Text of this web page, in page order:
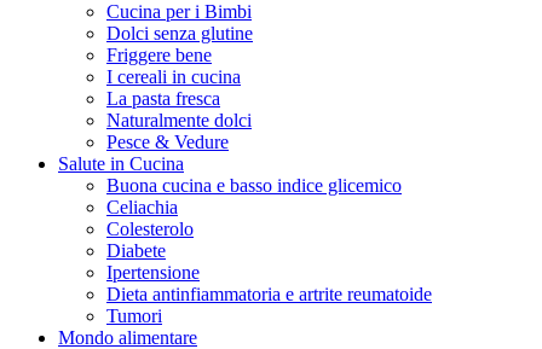
Cucina per i Bimbi
Dolci senza glutine
Friggere bene
I cereali in cucina
La pasta fresca
Naturalmente dolci
Pesce & Vedure
Salute in Cucina
Buona cucina e basso indice glicemico
Celiachia
Colesterolo
Diabete
Ipertensione
Dieta antinfiammatoria e artrite reumatoide
Tumori
Mondo alimentare